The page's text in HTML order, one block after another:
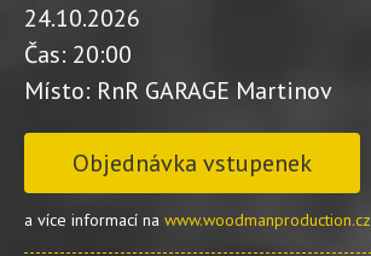
24.10.2026
Čas: 20:00
Místo: RnR GARAGE Martinov
Objednávka vstupenek
a více informací na www.woodmanproduction.cz